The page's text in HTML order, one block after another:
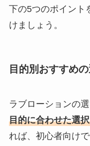
下の5つのポイント
けましょう。
目的別おすすめ
ラブローションの
目的に合わせた選択
れば、初心者向け